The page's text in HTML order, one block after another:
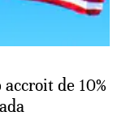
de 10%